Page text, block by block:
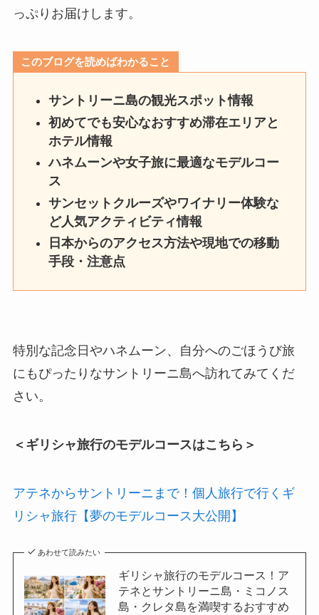
っぷりお届けします。
このブログを読めばわかること
サントリーニ島の観光スポット情報
初めてでも安心なおすすめ滞在エリアと
ホテル情報
ハネムーンや女子旅に最適なモデルコー
ス
サンセットクルーズやワイナリー体験な
ど人気アクティビティ情報
日本からのアクセス方法や現地での移動
手段・注意点
特別な記念日やハネムーン、自分へのごほうび旅
にもぴったりなサントリーニ島へ訪れてみてくだ
さい。
＜ギリシャ旅行のモデルコースはこちら＞
アテネからサントリーニまで！個人旅行で行くギ
リシャ旅行【夢のモデルコース大公開】
あわせて読みたい
ギリシャ旅行のモデルコース！ア
テネとサントリーニ島・ミコノス
島・クレタ島を満喫するおすすめ